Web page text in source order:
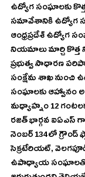
ఉద్యోగ సంఘాలకు
సమావేశానికి ఉద్యోగ
ఆంధ్రప్రదేశ్
నియమాలు మార్చి కొత్త
ప్రభుత్వ సాధారణ
సంక్షేమ శాఖ
సంఘాలకు ఆహ్వానం
మధ్యాహ్నం 12
రజత్ భార్గవ ఐఏఎస్
నెంబర్ 134 లో గ్రౌండ్
సెక్రటేరియట్,
ఉపాధ్యాయ సంఘాలతో